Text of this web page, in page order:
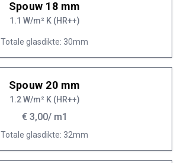
Spouw 18 mm
1.1 W/m² K (HR++)
Totale glasdikte: 30mm
Spouw 20 mm
1.2 W/m² K (HR++)
€ 3,00/ m1
Totale glasdikte: 32mm